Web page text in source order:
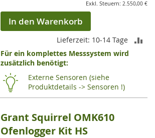
2.550,00 €
In den Warenkorb
Lieferzeit: 10-14 Tage
Für ein komplettes Messsystem wird
zusätzlich benötigt:
Externe Sensoren (siehe
Produktdetails -> Sensoren !)
Grant Squirrel OMK610
Ofenlogger Kit HS